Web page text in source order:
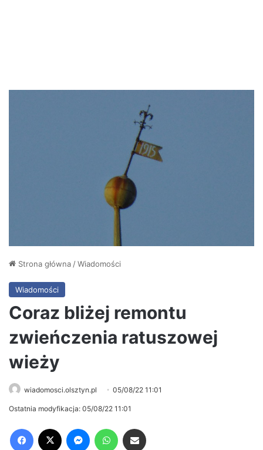
Strona główna /Wiadomości
Wiadomości
Coraz bliżej remontu
zwieńczenia ratuszowej
wieży
wiadomosci.olsztyn.pl 05/08/22 11:01
Ostatnia modyfikacja: 05/08/22 11:01